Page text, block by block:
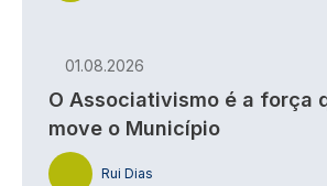
01.08.2026
O Associativismo é a força
move o Município
Rui Dias